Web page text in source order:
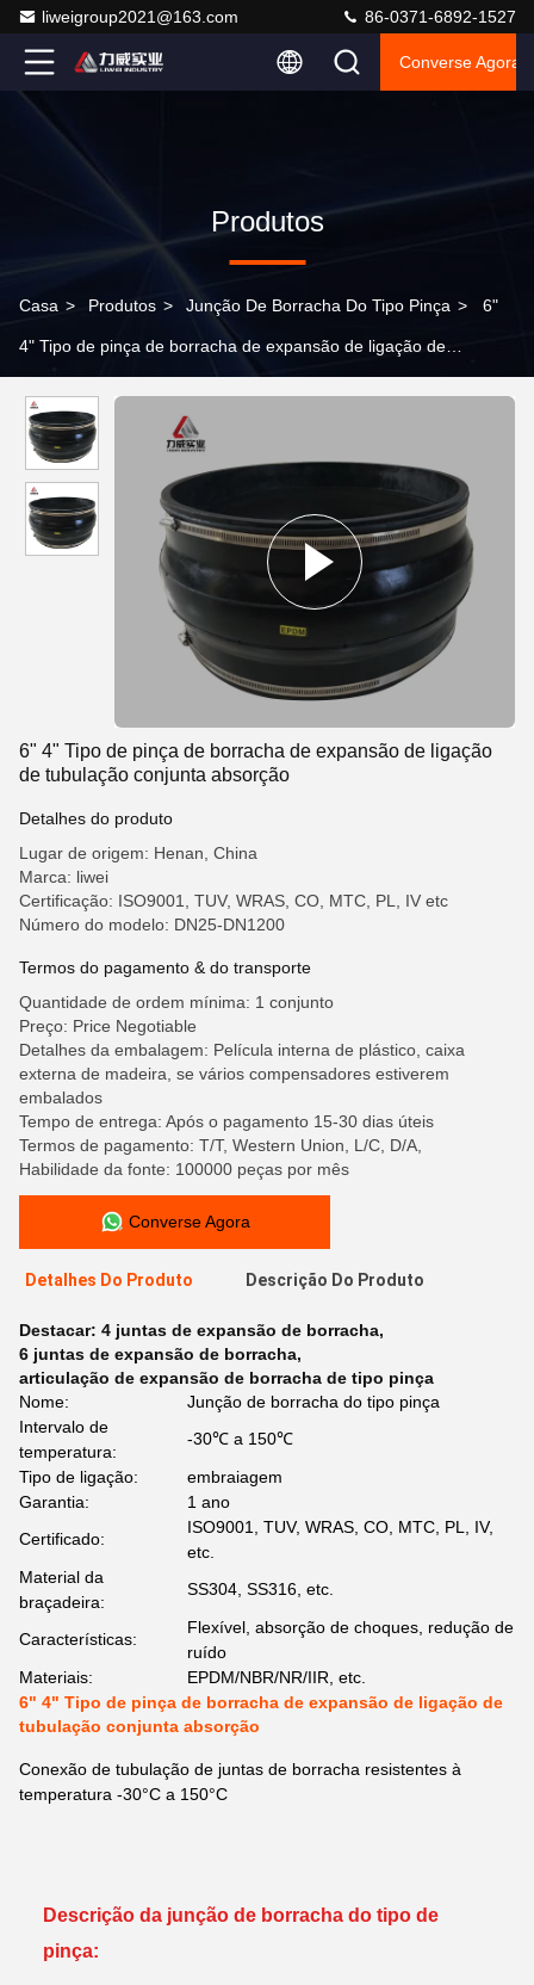
liweigroup2021@163.com 86-0371-6892-1527
Converse Agora
Produtos
Casa > Produtos > Junção De Borracha Do Tipo Pinça > 6"
4" Tipo de pinça de borracha de expansão de ligação de
6" 4" Tipo de pinça de borracha de expansão de ligação
de tubulação conjunta absorção
Detalhes do produto
Lugar de origem: Henan, China
Marca: liwei
Certificação: ISO9001, TUV, WRAS, CO, MTC, PL, IV etc
Número do modelo: DN25-DN1200
Termos do pagamento & do transporte
Quantidade de ordem mínima: 1 conjunto
Preço: Price Negotiable
Detalhes da embalagem: Película interna de plástico, caixa
externa de madeira, se vários compensadores estiverem
embalados
Tempo de entrega: Após o pagamento 15-30 dias úteis
Termos de pagamento: T/T, Western Union, L/C, D/A,
Habilidade da fonte: 100000 peças por mês
Converse Agora
Detalhes Do Produto Descrição Do Produto
Destacar: 4 juntas de expansão de borracha,
6 juntas de expansão de borracha,
articulação de expansão de borracha de tipo pinça
Nome:
Junção de borracha do tipo pinça
Intervalo de
temperatura:
-30℃ a 150℃
Tipo de ligação:
embraiagem
Garantia:
1 ano
Certificado:
ISO9001, TUV, WRAS, CO, MTC, PL, IV,
etc.
Material da
braçadeira:
SS304, SS316, etc.
Características:
Flexível, absorção de choques, redução de
ruído
Materiais:
EPDM/NBR/NR/IIR, etc.
6" 4" Tipo de pinça de borracha de expansão de ligação de
tubulação conjunta absorção
Conexão de tubulação de juntas de borracha resistentes à
temperatura -30°C a 150°C
Descrição da junção de borracha do tipo de
pinça: